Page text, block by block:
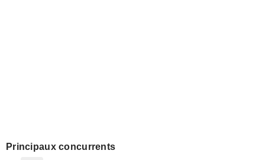
Principaux concurrents